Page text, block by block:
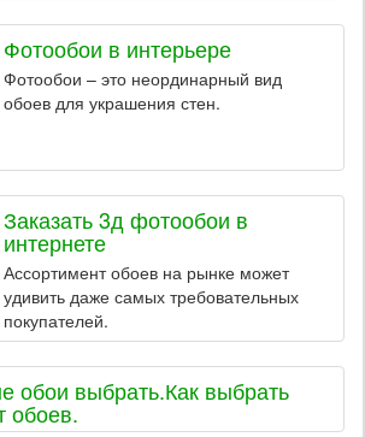
Фотообои в интерьере
Фотообои – это неординарный вид
обоев для украшения стен.
Заказать 3д фотообои в
интернете
Ассортимент обоев на рынке может
удивить даже самых требовательных
покупателей.
обои выбрать.Как выбрать
обоев.